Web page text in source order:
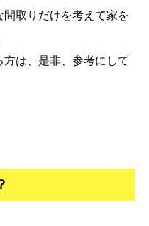
取りだけを考えて家を
は、是非、参考にして